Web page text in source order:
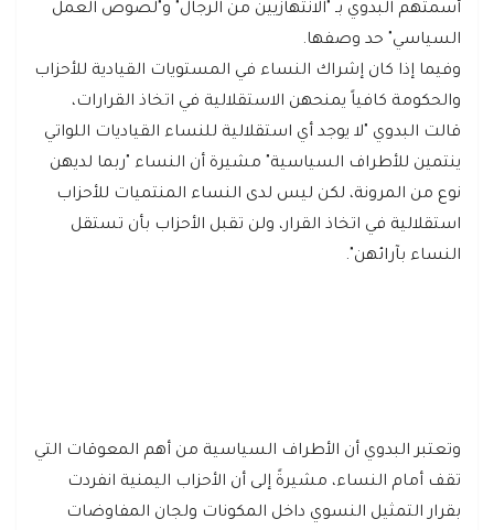
أسمتهم البدوي بـ "الانتهازيين من الرجال" و"لصوص العمل
السياسي" حد وصفها.
وفيما إذا كان إشراك النساء في المستويات القيادية للأحزاب
والحكومة كافياً يمنحهن الاستقلالية في اتخاذ القرارات،
قالت البدوي "لا يوجد أي استقلالية للنساء القياديات اللواتي
ينتمين للأطراف السياسية" مشيرة أن النساء "ربما لديهن
نوع من المرونة، لكن ليس لدى النساء المنتميات للأحزاب
استقلالية في اتخاذ القرار، ولن تقبل الأحزاب بأن تستقل
النساء بآرائهن".
وتعتبر البدوي أن الأطراف السياسية من أهم المعوقات التي
تقف أمام النساء، مشيرةً إلى أن الأحزاب اليمنية انفردت
بقرار التمثيل النسوي داخل المكونات ولجان المفاوضات